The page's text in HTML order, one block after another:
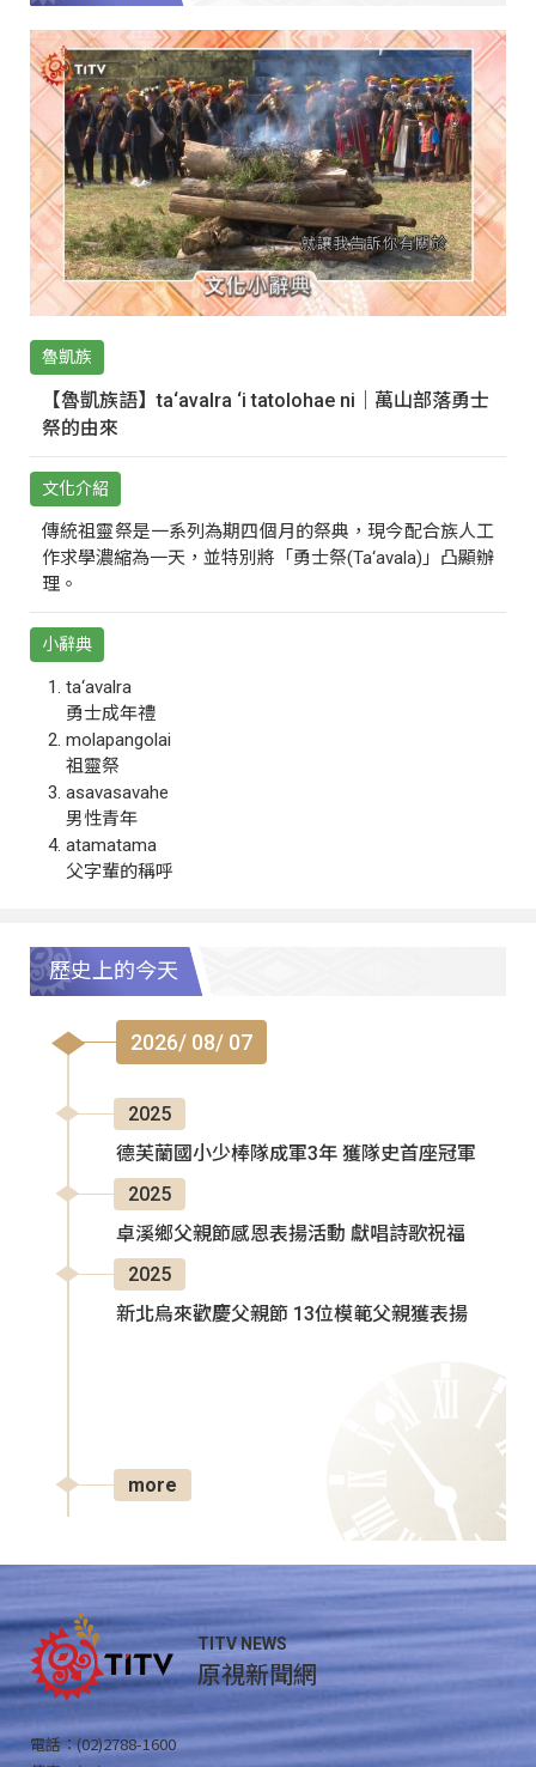
魯凱族
【魯凱族語】ta‘avalra ‘i tatolohae ni｜萬山部落勇士
祭的由來
文化介紹
傳統祖靈祭是一系列為期四個月的祭典，現今配合族人工
作求學濃縮為一天，並特別將「勇士祭(Ta‘avala)」凸顯辦
理。
小辭典
ta‘avalra
勇士成年禮
molapangolai
祖靈祭
asavasavahe
男性青年
atamatama
父字輩的稱呼
歷史上的今天
2026/ 08/ 07
2025
德芙蘭國小少棒隊成軍3年 獲隊史首座冠軍
2025
卓溪鄉父親節感恩表揚活動 獻唱詩歌祝福
2025
新北烏來歡慶父親節 13位模範父親獲表揚
more
TITV NEWS
原視新聞網
電話：(02)2788-1600